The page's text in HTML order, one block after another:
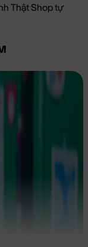
Thật Shop tự